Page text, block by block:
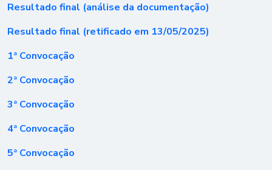
Resultado final (análise da documentação)
Resultado final (retificado em 13/05/2025)
1ª Convocação
2ª Convocação
3ª Convocação
4ª Convocação
5ª Convocação